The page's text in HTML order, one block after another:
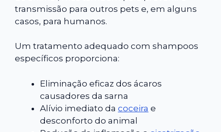
transmissão para outros pets e, em alguns
casos, para humanos.
Um tratamento adequado com shampoos
específicos proporciona:
Eliminação eficaz dos ácaros
causadores da sarna
Alívio imediato da coceira e
desconforto do animal